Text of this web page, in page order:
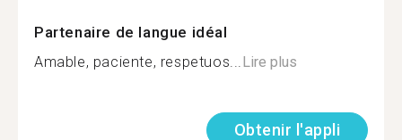
Partenaire de langue idéal
Amable, paciente, respetuos...Lire plus
Obtenir l'appli